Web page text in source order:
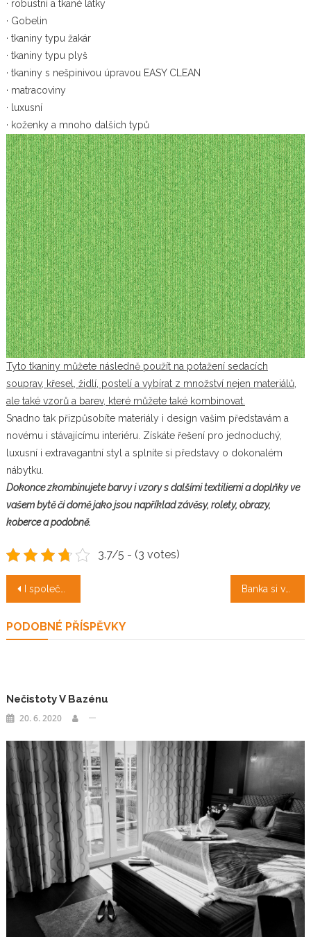
· robustní a tkané látky
· Gobelin
· tkaniny typu žakár
· tkaniny typu plyš
· tkaniny s nešpinivou úpravou EASY CLEAN
· matracoviny
· luxusní
· koženky a mnoho dalších typů
Tyto tkaniny můžete následně použít na potažení sedacích
souprav, křesel, židlí, postelí a vybírat z množství nejen materiálů,
ale také vzorů a barev, které můžete také kombinovat.
Snadno tak přizpůsobíte materiály i design vašim představám a
novému i stávajícímu interiéru. Získáte řešení pro jednoduchý,
luxusní i extravagantní styl a splníte si představy o dokonalém
nábytku.
Dokonce zkombinujete barvy i vzory s dalšími textiliemi a doplňky ve
vašem bytě či domě jako jsou například závěsy, rolety, obrazy,
koberce a podobně.
3.7/5 - (3 votes)
Navigace
příspěvek
I společné podzimní oblečení vyřešíte snadno Banka si vás prověří až do morku kostí
PODOBNÉ PŘÍSPĚVKY
Nečistoty V Bazénu
20. 6. 2020